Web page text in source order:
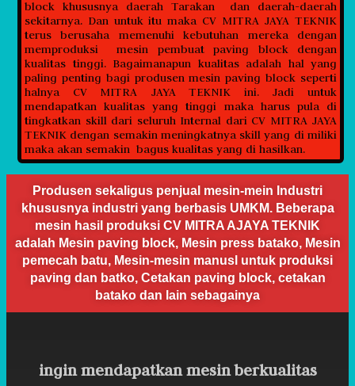
block khususnya daerah Tarakan dan daerah-daerah
sekitarnya. Dan untuk itu maka CV MITRA JAYA TEKNIK
terus berusaha memenuhi kebutuhan mereka dengan
memproduksi mesin pembuat paving block dengan
kualitas tinggi. Bagaimanapun kualitas adalah hal yang
paling penting bagi produsen mesin paving block seperti
halnya CV MITRA JAYA TEKNIK ini. Jadi untuk
mendapatkan kualitas yang tinggi maka harus pula di
tingkatkan skill dari seluruh Internal dari CV MITRA JAYA
TEKNIK dengan semakin meningkatnya skill yang di miliki
maka akan semakin bagus kualitas yang di hasilkan.
Produsen sekaligus penjual mesin-mein Industri
khususnya industri yang berbasis UMKM. Beberapa
mesin hasil produksi CV MITRA AJAYA TEKNIK
adalah Mesin paving block, Mesin press batako, Mesin
pemecah batu, Mesin-mesin manusl untuk produksi
paving dan batko, Cetakan paving block, cetakan
batako dan lain sebagainya
ingin mendapatkan mesin berkualitas